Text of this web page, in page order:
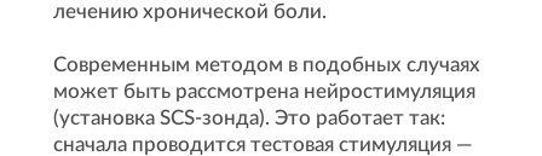
лечению хронической боли.
Современным методом в подобных случаях
может быть рассмотрена нейростимуляция
(установка SCS-зонда). Это работает так:
сначала проводится тестовая стимуляция —